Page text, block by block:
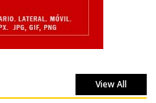
View All